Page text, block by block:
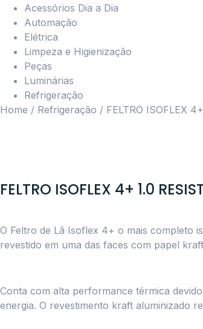
Acessórios Dia a Dia
Automação
Elétrica
Limpeza e Higienização
Peças
Luminárias
Refrigeração
Home / Refrigeração / FELTRO ISOFLEX
FELTRO ISOFLEX 4+ 1.0
O Feltro de Lã Isoflex 4+ o mais completo
revestido em uma das faces com papel
Conta com alta performance térmica
energia. O revestimento kraft aluminizado